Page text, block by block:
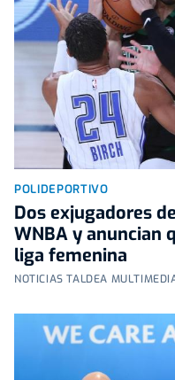
POLIDEPORTIVO
Dos exjugadores
WNBA y anuncian
liga femenina
NOTICIAS TALDEA